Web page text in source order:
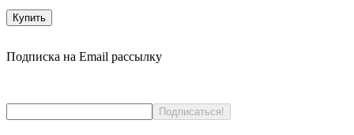
Купить
Подписка на Email рассылку